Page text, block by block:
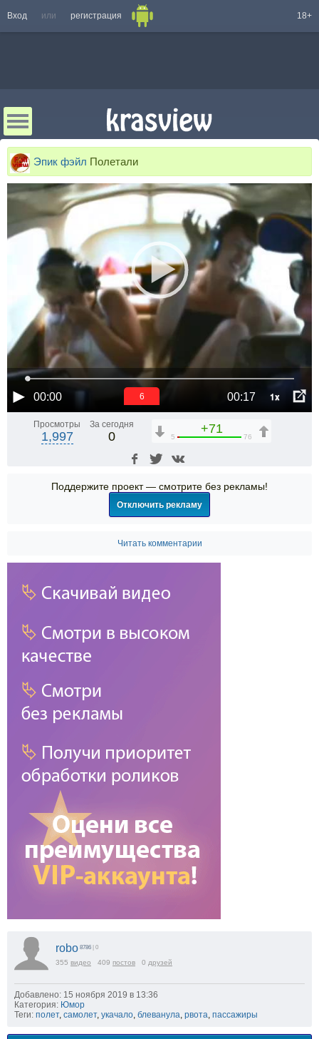
Вход или регистрация 18+
Эпик фэйл Полетали
00:00 00:17 1x
6
Просмотры
1,997
За сегодня
0
+71
5 76
Поддержите проект — смотрите без рекламы!
Отключить рекламу
Читать комментарии
robo 8786 | 0
355 видео 409 постов 0 друзей
Добавлено: 15 ноября 2019 в 13:36
Категория: Юмор
Теги: полет, самолет, укачало, блеванула, рвота, пассажиры